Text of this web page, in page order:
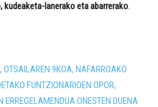
lanerako eta abarrerako.
OTSAILAREN 9KOA, NAFARROAKO
FUNTZIONARIOEN OPOR,
ONESTEN DUENA